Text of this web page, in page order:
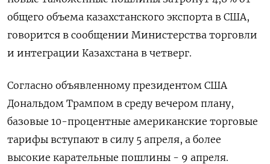
общего объема казахстанского экспорта в США,
говорится в сообщении Министерства торговли
и интеграции Казахстана в четверг.
Согласно объявленному президентом США
Дональдом Трампом в среду вечером плану,
базовые 10-процентные американские торговые
тарифы вступают в силу 5 апреля, а более
высокие карательные пошлины - 9 апреля.